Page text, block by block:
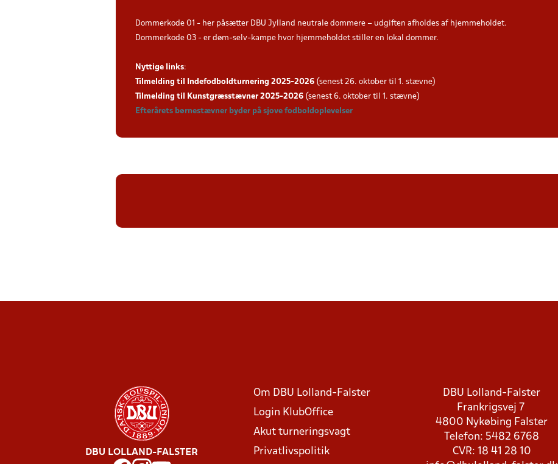
Dommerkode 01 - her påsætter DBU Jylland neutrale dommere – udgiften afholdes af hjemmeholdet.
Dommerkode 03 - er døm-selv-kampe hvor hjemmeholdet stiller en lokal dommer.
Nyttige links:
Tilmelding til Indefodboldturnering 2025-2026 (senest 26. oktober til 1. stævne)
Tilmelding til Kunstgræsstævner 2025-2026 (senest 6. oktober til 1. stævne)
Efterårets børnestævner byder på sjove fodboldoplevelser
DBU LOLLAND-FALSTER
Om DBU Lolland-Falster
Login KlubOffice
Akut turneringsvagt
Privatlivspolitik
DBU Lolland-Falster
Frankrigsvej 7
4800 Nykøbing Falster
Telefon: 5482 6768
CVR: 18 41 28 10